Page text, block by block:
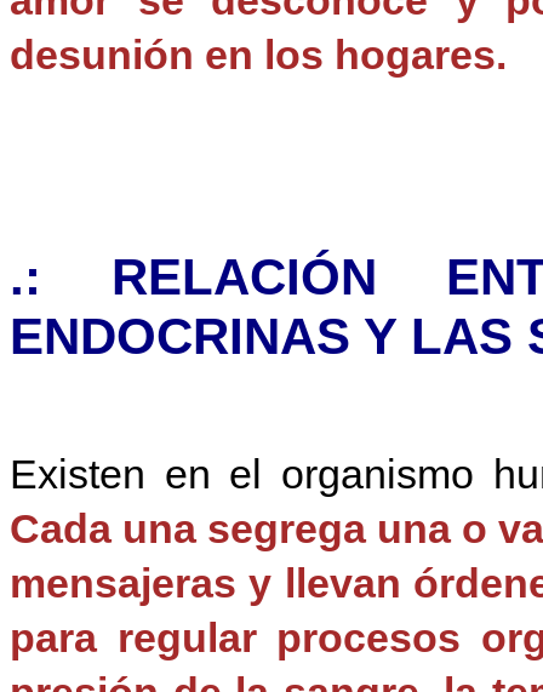
desunión en los hogares.
.: RELACIÓN
ENDOCRINAS Y LAS
Existen en el organismo
Cada una segrega una o
mensajeras y llevan
para regular procesos